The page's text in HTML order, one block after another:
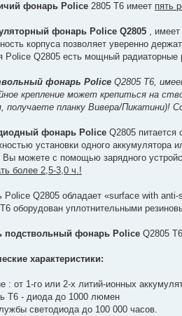
фонарь Police 2805 T6 имеет пять
фонарь Police Q2805 ,
корпуса позволяет уверенно
Police Q2805 есть мощный
фонарь Police Q2805 Т6,
крепление может крепиться на
получаете планку Вивера/Пикатини)!
фонарь Police Q2805 питается
установки одного
Вы можете с помощью зарядного
более 2,5-3,0 ч.!
Police Q2805 обладает «surface with
оборудован уплотнительными
подствольный фонарь Police Q2805
характеристики:
: от 1-го или 2-х литий-ионных
Т6 - диода до 1000 люмен
светодиода до 100 000 часов.